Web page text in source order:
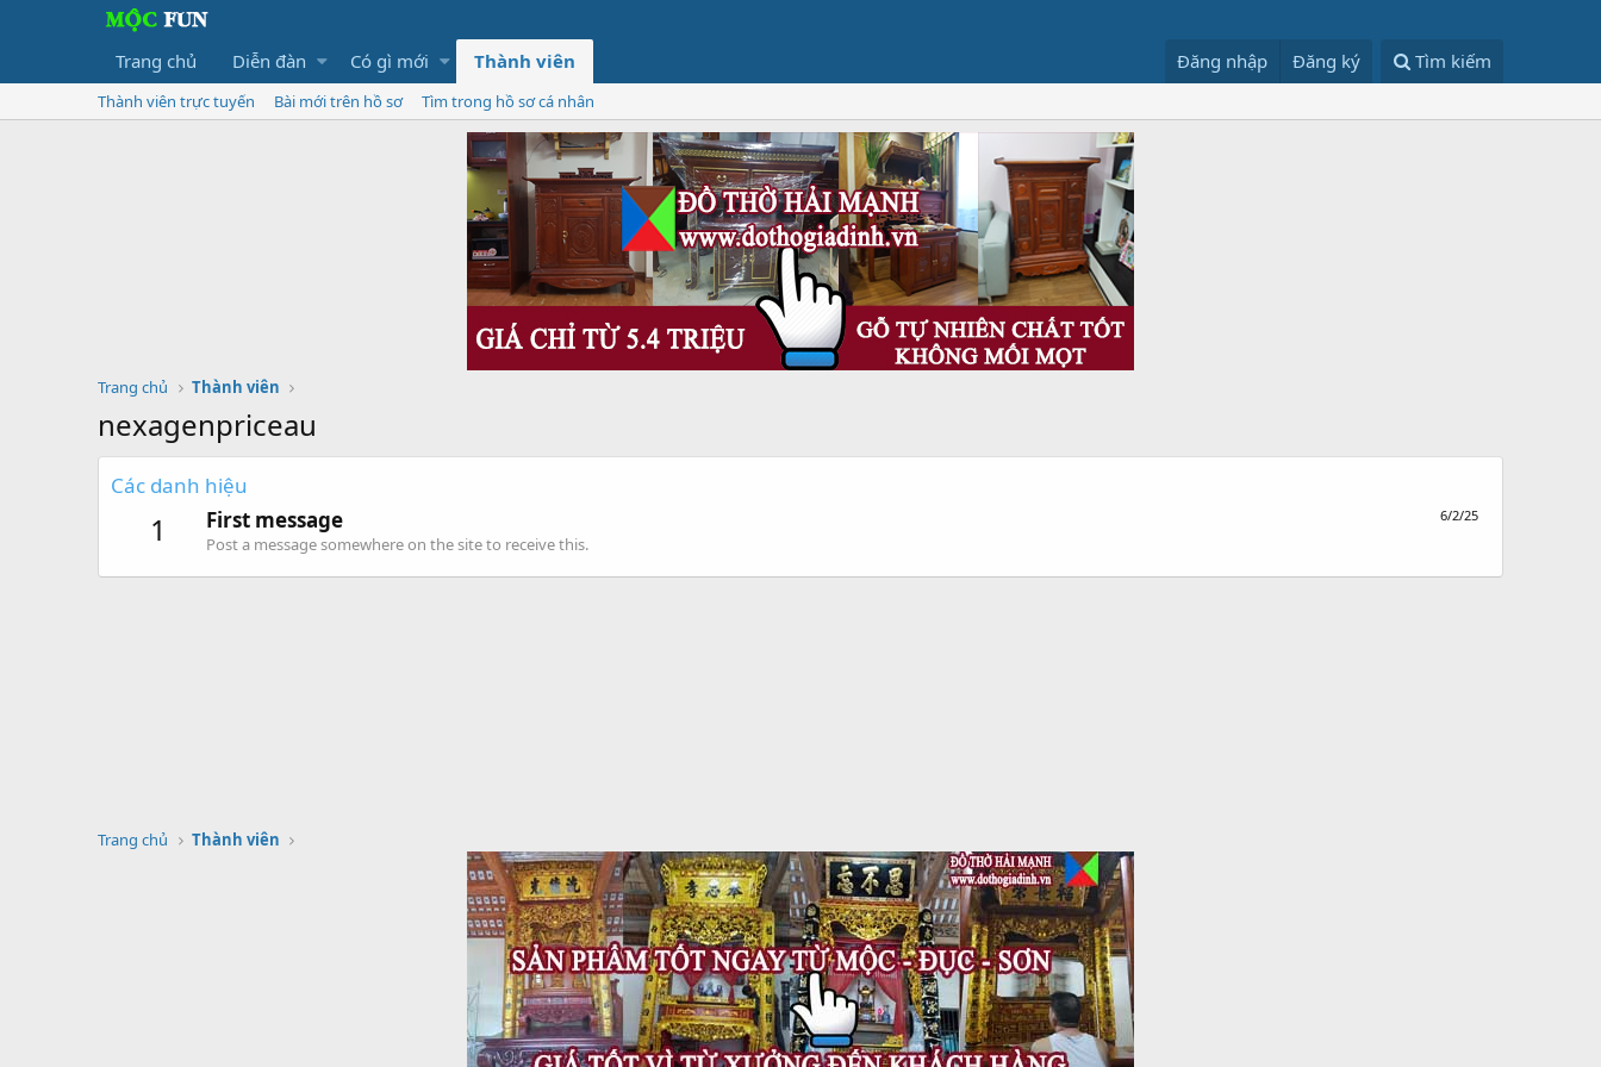
Trang chủ Diễn đàn Có gì mới Thành viên Đăng nhập Đăng ký Tìm kiếm
Thành viên trực tuyến Bài mới trên hồ sơ Tìm trong hồ sơ cá nhân
Trang chủ Thành viên
nexagenpriceau
Các danh hiệu
1 6/2/25
First message
Post a message somewhere on the site to receive this.
Trang chủ Thành viên